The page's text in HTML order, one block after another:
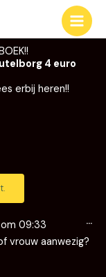
4 euro
erbij heren!!
om 09:33
vrouw aanwezig?
…